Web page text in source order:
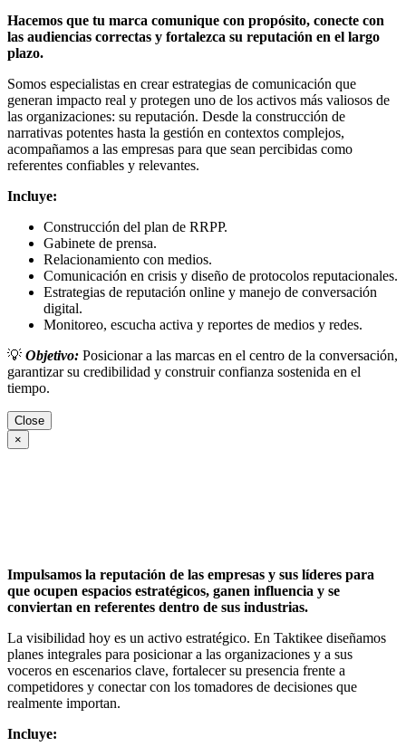
Hacemos que tu marca comunique con propósito, conecte con
las audiencias correctas y fortalezca su reputación en el largo
plazo.
Somos especialistas en crear estrategias de comunicación que
generan impacto real y protegen uno de los activos más valiosos de
las organizaciones: su reputación. Desde la construcción de
narrativas potentes hasta la gestión en contextos complejos,
acompañamos a las empresas para que sean percibidas como
referentes confiables y relevantes.
Incluye:
Construcción del plan de RRPP.
Gabinete de prensa.
Relacionamiento con medios.
Comunicación en crisis y diseño de protocolos reputacionales.
Estrategias de reputación online y manejo de conversación
digital.
Monitoreo, escucha activa y reportes de medios y redes.
💡 Objetivo: Posicionar a las marcas en el centro de la conversación,
garantizar su credibilidad y construir confianza sostenida en el
tiempo.
Close
×
Impulsamos la reputación de las empresas y sus líderes para
que ocupen espacios estratégicos, ganen influencia y se
conviertan en referentes dentro de sus industrias.
La visibilidad hoy es un activo estratégico. En Taktikee diseñamos
planes integrales para posicionar a las organizaciones y a sus
voceros en escenarios clave, fortalecer su presencia frente a
competidores y conectar con los tomadores de decisiones que
realmente importan.
Incluye: